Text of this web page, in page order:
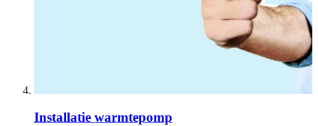
Installatie warmtepomp